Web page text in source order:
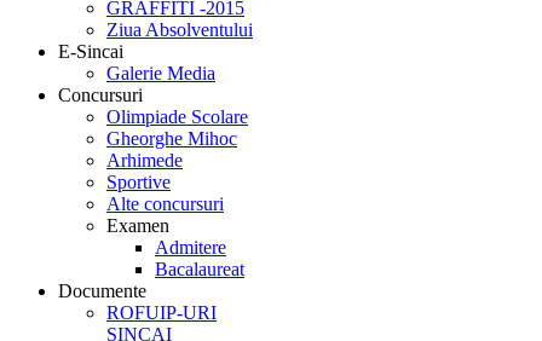
GRAFFITI -2015
Ziua Absolventului
E-Sincai
Galerie Media
Concursuri
Olimpiade Scolare
Gheorghe Mihoc
Arhimede
Sportive
Alte concursuri
Examen
Admitere
Bacalaureat
Documente
ROFUIP-URI
SINCAI